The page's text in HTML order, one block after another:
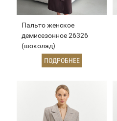
Пальто женское
демисезонное 26326
(шоколад)
ПОДРОБНЕЕ